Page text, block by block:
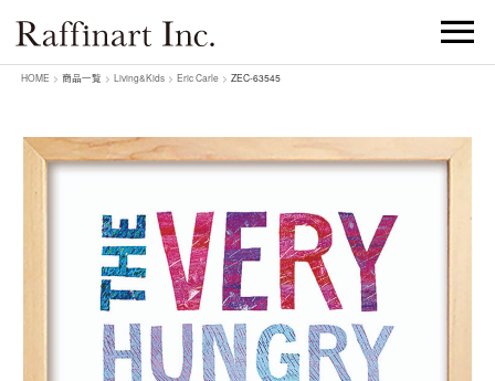
HOME > 商品一覧 > Living&Kids > Eric Carle > ZEC-63545